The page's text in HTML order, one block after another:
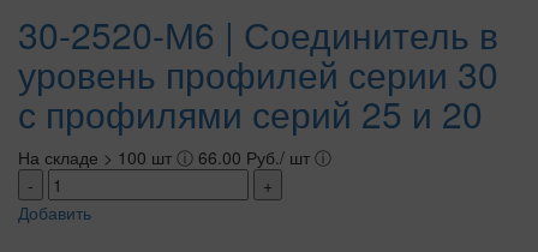
30-2520-М6 | Соединитель в
уровень профилей серии 30
с профилями серий 25 и 20
На складе > 100 шт ⓘ 66.00 Руб./ шт ⓘ
-
+
Добавить